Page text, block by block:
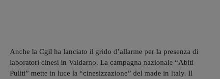
Anche la Cgil ha lanciato il grido d’allarme per la presenza di
laboratori cinesi in Valdarno. La campagna nazionale “Abiti
Puliti” mette in luce la “cinesizzazione” del made in Italy. Il